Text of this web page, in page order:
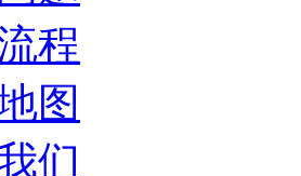
程
图
们